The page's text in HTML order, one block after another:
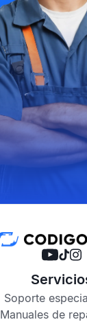
Soporte
Manuales de